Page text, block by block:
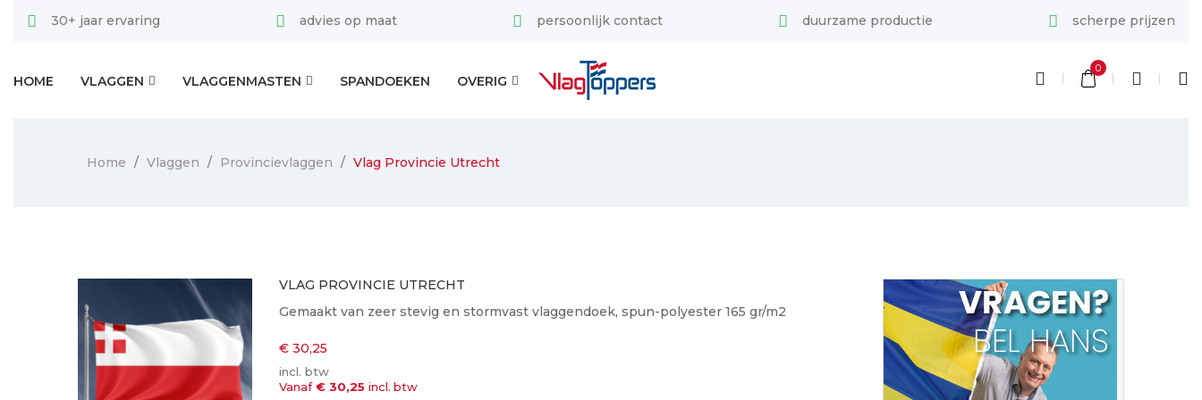
30+ jaar ervaring advies op maat persoonlijk contact duurzame productie scherpe prijzen
HOME VLAGGEN VLAGGENMASTEN SPANDOEKEN OVERIG
0
Home Vlaggen Provincievlaggen Vlag Provincie Utrecht
VLAG PROVINCIE UTRECHT
Gemaakt van zeer stevig en stormvast vlaggendoek, spun-polyester 165 gr/m2
€ 30,25
incl. btw
Vanaf€ 30,25 incl. btw